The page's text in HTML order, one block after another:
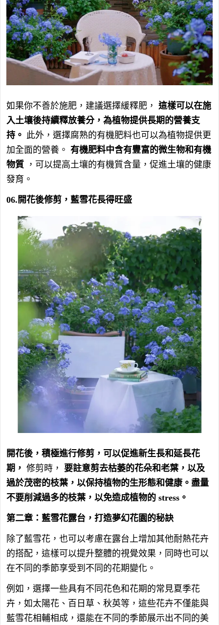
如果你不善於施肥，建議選擇緩釋肥， 這樣可以在施
入土壤後持續釋放養分，為植物提供長期的營養支
持。 此外，選擇腐熟的有機肥料也可以為植物提供更
加全面的營養。 有機肥料中含有豐富的微生物和有機
物質 ，可以提高土壤的有機質含量，促進土壤的健康
發育。
06.開花後修剪，藍雪花長得旺盛
開花後，積極進行修剪，可以促進新生長和延長花
期， 修剪時， 要註意剪去枯萎的花朵和老葉，以及
過於茂密的枝葉，以保持植物的生形態和健康。盡量
不要削減過多的枝葉，以免造成植物的 stress。
第二章：藍雪花露台，打造夢幻花園的秘訣
除了藍雪花，也可以考慮在露台上增加其他耐熱花卉
的搭配，這樣可以提升整體的視覺效果，同時也可以
在不同的季節享受到不同的花期變化。
例如，選擇一些具有不同花色和花期的常見夏季花
卉，如太陽花、百日草、秋英等，這些花卉不僅能與
藍雪花相輔相成，還能在不同的季節展示出不同的美